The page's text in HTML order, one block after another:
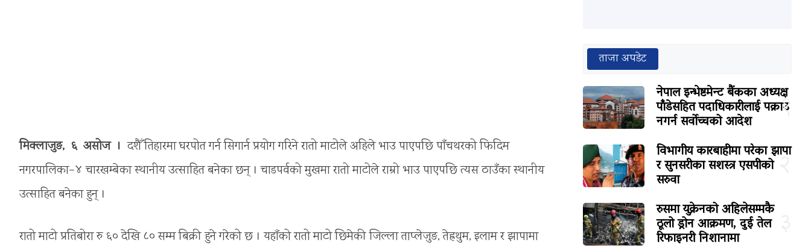
मिक्लाजुङ, ६ असोज । दशैँ तिहारमा घरपोत गर्न सिगार्न प्रयोग गरिने रातो माटोले अहिले भाउ पाएपछि पाँचथरको फिदिम
नगरपालिका–४ चारखम्बेका स्थानीय उत्साहित बनेका छन् । चाडपर्वको मुखमा रातो माटोले राम्रो भाउ पाएपछि त्यस ठाउँका स्थानीय
उत्साहित बनेका हुन् ।
रातो माटो प्रतिबोरा रु ६० देखि ८० सम्म बिक्री हुने गरेको छ । यहाँको रातो माटो छिमेकी जिल्ला ताप्लेजुङ, तेह्रथुम, इलाम र झापामा
ताजा अपडेट
१
नेपाल इन्भेष्टमेन्ट बैंकका अध्यक्ष
पाँडेसहित पदाधिकारीलाई पक्राउ
नगर्न सर्वोच्चको आदेश
२
विभागीय कारबाहीमा परेका झापा
र सुनसरीका सशस्त्र एसपीको
सरुवा
रुसमा युक्रेनको अहिलेसम्मकै
ठूलो ड्रोन आक्रमण, दुई तेल
रिफाइनरी निशानामा